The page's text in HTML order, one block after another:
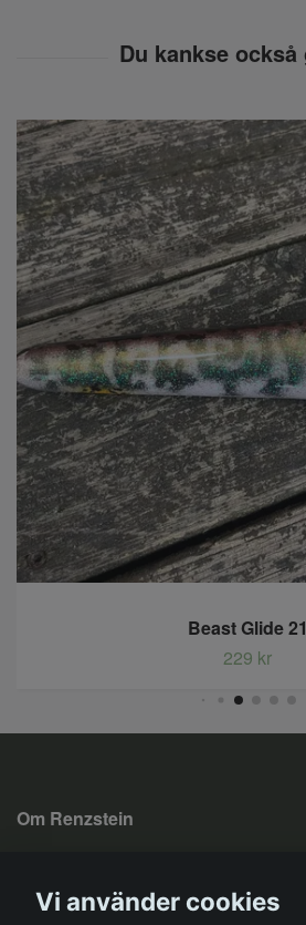
Beast Glide 21
229 kr
Om Renzstein
Vi använder cookies